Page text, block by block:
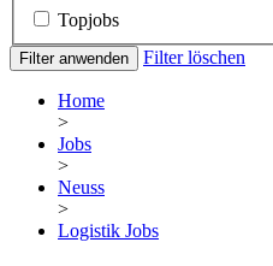
Topjobs
Filter anwenden Filter löschen
Home
>
Jobs
>
Neuss
>
Logistik Jobs